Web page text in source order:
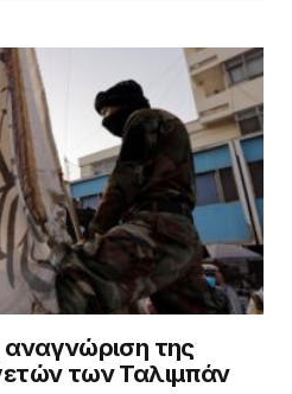
αναγνώριση της
των Ταλιμπάν